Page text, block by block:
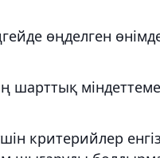
өңделген
критерийлер